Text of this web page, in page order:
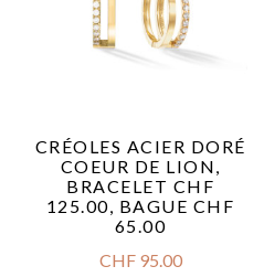
CRÉOLES ACIER DORÉ
COEUR DE LION,
BRACELET CHF
125.00, BAGUE CHF
65.00
CHF95.00